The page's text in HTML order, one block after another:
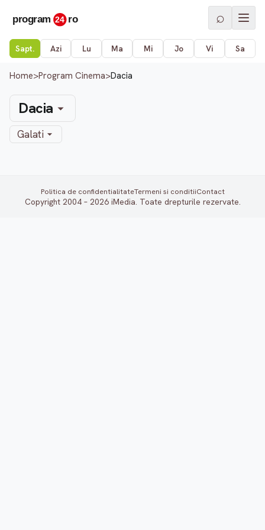
⌕
Sapt. Azi Lu Ma Mi Jo Vi Sa
Home>Program Cinema>Dacia
Dacia
Galati
Politica de confidentialitateTermeni si conditiiContact
Copyright 2004 – 2026 iMedia. Toate drepturile rezervate.